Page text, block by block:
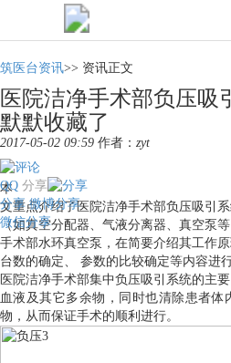
筑医台资讯>> 资讯正文
医院洁净手术部负压吸
默默收藏了
2017-05-02 09:59 作者： zyt
分享
QQ
分享 微博分享
微信分享
本
文重点介绍了医院洁净手术部负压吸引
（如真空分配器、气液分离器、真空泵
手术部水环真空泵，在简要介绍其工作
台数的确定、 参数的比较确定等内容进
医院洁净手术部集中负压吸引系统的主
血液及其它多余物，同时也清除患者
物，从而保证手术的顺利进行。